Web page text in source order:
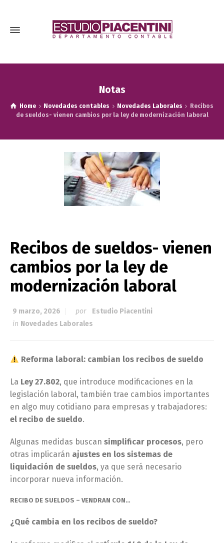
Notas
Home Novedades contables Novedades Laborales
Recibos
de sueldos- vienen cambios por la ley de modernización laboral
Recibos de sueldos- vienen
cambios por la ley de
modernización laboral
9 marzo, 2026 por
Estudio Piacentini
in Novedades Laborales
Reforma laboral: cambian los recibos de sueldo
La Ley 27.802, que introduce modificaciones en la
legislación laboral, también trae cambios importantes
en algo muy cotidiano para empresas y trabajadores:
el recibo de sueldo.
Algunas medidas buscan simplificar procesos, pero
otras implicarán ajustes en los sistemas de
liquidación de sueldos, ya que será necesario
incorporar nueva información.
RECIBO DE SUELDOS – VENDRAN CON…
¿Qué cambia en los recibos de sueldo?